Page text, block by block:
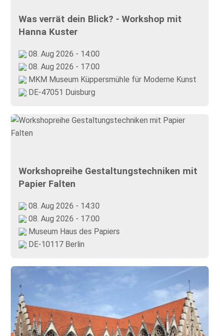
Was verrät dein Blick? - Workshop mit
Hanna Kuster
08. Aug 2026 - 14:00
08. Aug 2026 - 17:00
MKM Museum Küppersmühle für Moderne Kunst
DE-47051 Duisburg
Workshopreihe Gestaltungstechniken mit
Papier Falten
08. Aug 2026 - 14:30
08. Aug 2026 - 17:00
Museum Haus des Papiers
DE-10117 Berlin